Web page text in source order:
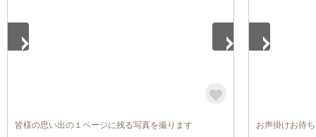
皆様の思い出の１ページに残る写真を撮ります お声掛けお待